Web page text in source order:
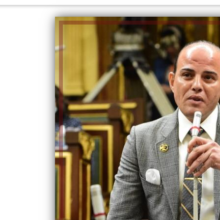
الكاتبة إلهام شرشر تهنئ الرئيس
السيسي بعيد ميلاده وتُشيد بجهوده
في بناء الدولة
رسالتى لآخر الزمان «محطة الضبعة
النووية»... من الحلم إلى التنفيذ